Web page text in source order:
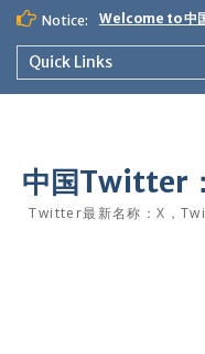
Skip
content
Notice: Welcome to 中
Quick Links
中国Twitter
Twitter最新名称：X，